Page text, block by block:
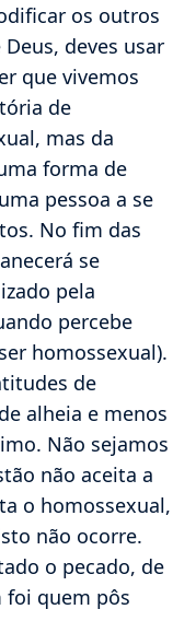
os outros
deves usar
que vivemos
de
mas da
forma de
pessoa a se
No fim das
se
pela
percebe
homossexual).
de
alheia e menos
Não sejamos
não aceita a
o homossexual,
não ocorre.
o pecado, de
foi quem pôs